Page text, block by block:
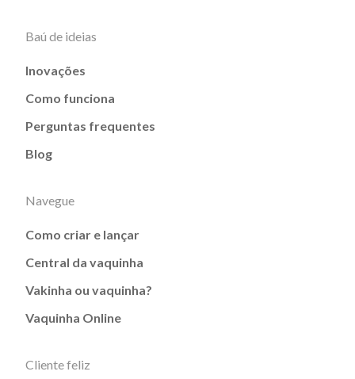
Baú de ideias
Inovações
Como funciona
Perguntas frequentes
Blog
Navegue
Como criar e lançar
Central da vaquinha
Vakinha ou vaquinha?
Vaquinha Online
Cliente feliz